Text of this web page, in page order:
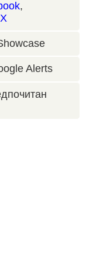
,
X
Alerts